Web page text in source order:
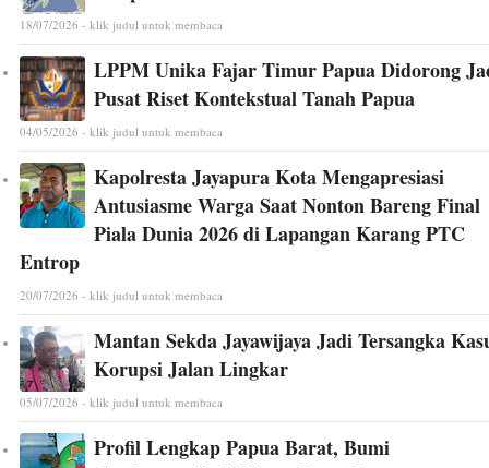
18/07/2026 - klik judul untuk membaca
LPPM Unika Fajar Timur Papua Didorong
Pusat Riset Kontekstual Tanah Papua
04/05/2026 - klik judul untuk membaca
Kapolresta Jayapura Kota Mengapresiasi
Antusiasme Warga Saat Nonton Bareng Final
Piala Dunia 2026 di Lapangan Karang PTC
Entrop
20/07/2026 - klik judul untuk membaca
Mantan Sekda Jayawijaya Jadi Tersangka
Korupsi Jalan Lingkar
05/07/2026 - klik judul untuk membaca
Profil Lengkap Papua Barat, Bumi